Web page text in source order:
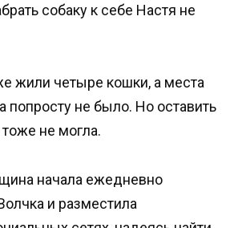
собаку к себе Настя не
жили четыре кошки, а места
попросту не было. Но оставить
тоже не могла.
начала ежедневно
и разместила